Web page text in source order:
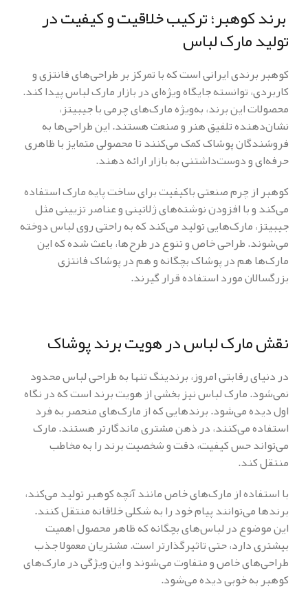
برند کوهبر؛ ترکیب خلاقیت و کیفیت در
تولید مارک لباس
کوهبر برندی ایرانی است که با تمرکز بر طراحی‌های فانتزی و
کاربردی، توانسته جایگاه ویژه‌ای در بازار مارک لباس پیدا کند.
محصولات این برند، به‌ویژه مارک‌های چرمی با جیبیتز،
نشان‌دهنده تلفیق هنر و صنعت هستند. این طراحی‌ها به
فروشندگان پوشاک کمک می‌کنند تا محصولی متمایز با ظاهری
حرفه‌ای و دوست‌داشتنی به بازار ارائه دهند.
کوهبر از چرم صنعتی باکیفیت برای ساخت پایه مارک استفاده
می‌کند و با افزودن نوشته‌های ژلاتینی و عناصر تزیینی مثل
جیبیتز، مارک‌هایی تولید می‌کند که به راحتی روی لباس دوخته
می‌شوند. طراحی خاص و تنوع در طرح‌ها، باعث شده که این
مارک‌ها هم در پوشاک بچگانه و هم در پوشاک فانتزی
بزرگسالان مورد استفاده قرار گیرند.
نقش مارک لباس در هویت برند پوشاک
در دنیای رقابتی امروز، برندینگ تنها به طراحی لباس محدود
نمی‌شود. مارک لباس نیز بخشی از هویت برند است که در نگاه
اول دیده می‌شود. برندهایی که از مارک‌های منحصر به فرد
استفاده می‌کنند، در ذهن مشتری ماندگارتر هستند. مارک
می‌تواند حس کیفیت، دقت و شخصیت برند را به مخاطب
منتقل کند.
با استفاده از مارک‌های خاص مانند آنچه کوهبر تولید می‌کند،
برندها می‌توانند پیام خود را به شکلی خلاقانه منتقل کنند.
این موضوع در لباس‌های بچگانه که ظاهر محصول اهمیت
بیشتری دارد، حتی تاثیرگذارتر است. مشتریان معمولا جذب
طراحی‌های خاص و متفاوت می‌شوند و این ویژگی در مارک‌های
کوهبر به خوبی دیده می‌شود.